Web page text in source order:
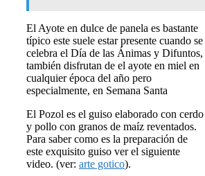
El Ayote en dulce de panela es bastante
típico este suele estar presente cuando se
celebra el Día de las Ánimas y Difuntos,
también disfrutan de el ayote en miel en
cualquier época del año pero
especialmente, en Semana Santa
El Pozol es el guiso elaborado con cerdo
y pollo con granos de maíz reventados.
Para saber como es la preparación de
este exquisito guiso ver el siguiente
video. (ver: arte gotico).